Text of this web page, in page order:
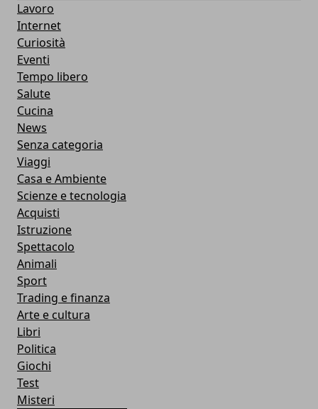
Lavoro
Internet
Curiosità
Eventi
Tempo libero
Salute
Cucina
News
Senza categoria
Viaggi
Casa e Ambiente
Scienze e tecnologia
Acquisti
Istruzione
Spettacolo
Animali
Sport
Trading e finanza
Arte e cultura
Libri
Politica
Giochi
Test
Misteri